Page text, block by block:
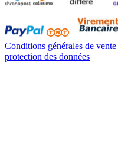
Conditions générales de vente
protection des données